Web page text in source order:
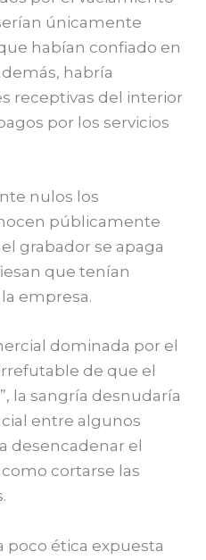
únicamente
habían confiado en
habría
receptivas del interior
por los servicios
nulos los
públicamente
grabador se apaga
que tenían
empresa.
dominada por el
de que el
la sangría desnudaría
entre algunos
desencadenar el
cortarse las
poco ética expuesta